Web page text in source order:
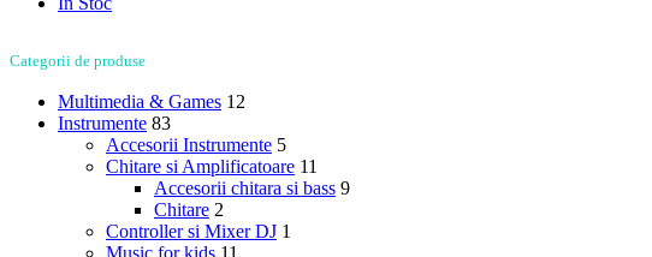
Categorii de produse
Multimedia & Games 12
Instrumente 83
Accesorii Instrumente 5
Chitare si Amplificatoare 11
Accesorii chitara si bass 9
Chitare 2
Controller si Mixer DJ 1
Music for kids 11